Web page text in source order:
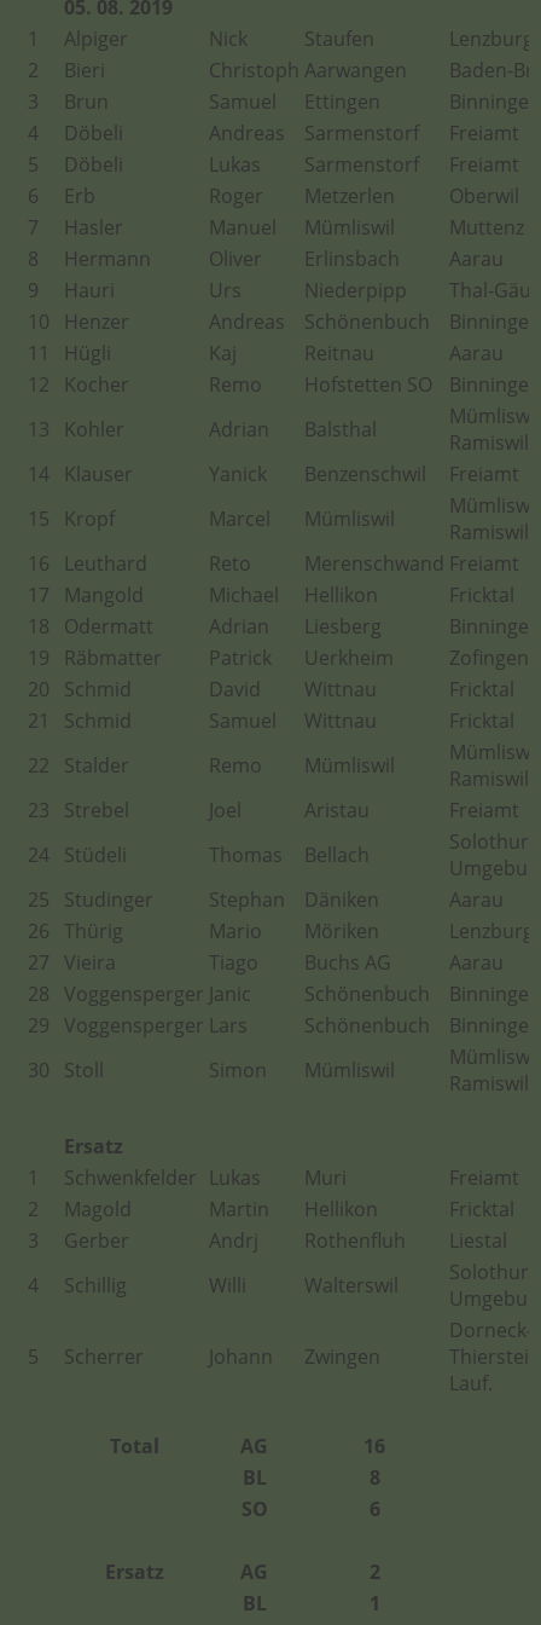
05. 08. 2019
1
Alpiger Nick Staufen
Lenzburg
2
Bieri Christoph Aarwangen
Baden-
3
Brun Samuel Ettingen
Binningen
4
Döbeli Andreas Sarmenstorf
Freiamt
5
Döbeli Lukas Sarmenstorf
Freiamt
6
Erb Roger Metzerlen
Oberwil
7
Hasler Manuel Mümliswil
Muttenz
8
Hermann Oliver Erlinsbach
Aarau
9
Hauri Urs Niederpipp
Thal-Gäu
10
Henzer Andreas Schönenbuch
Binningen
11
Hügli Kaj Reitnau
Aarau
12
Kocher Remo Hofstetten SO
Binningen
13
Kohler Adrian Balsthal
Ramiswil
14
Klauser Yanick Benzenschwil
Freiamt
15
Kropf Marcel Mümliswil
Ramiswil
16
Leuthard Reto Merenschwand Freiamt
17
Mangold Michael Hellikon
Fricktal
18
Odermatt Adrian Liesberg
Binningen
19
Räbmatter Patrick Uerkheim
Zofingen
20
Schmid David Wittnau
Fricktal
21
Schmid Samuel Wittnau
Fricktal
22
Stalder Remo Mümliswil
Ramiswil
23
Strebel Joel Aristau
Freiamt
24 Stüdeli Thomas Bellach
25
Studinger Stephan Däniken
Aarau
26 Thürig Mario Möriken
Lenzburg
27 Vieira Tiago Buchs AG
Aarau
28 Voggensperger Janic Schönenbuch
Binningen
29 Voggensperger Lars Schönenbuch
Binningen
30
Stoll Simon Mümliswil
Ramiswil
Ersatz
1
Schwenkfelder Lukas Muri
Freiamt
2
Magold Martin Hellikon
Fricktal
3
Gerber Andrj Rothenfluh
Liestal
4
Schillig Willi Walterswil
5 Scherrer Johann Zwingen
Dorneck-
Lauf.
Total AG
16
BL
8
SO
6
Ersatz AG
2
BL
1